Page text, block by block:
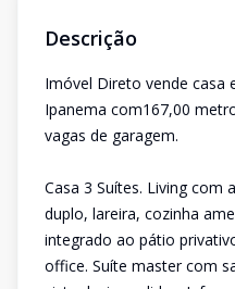
Descrição
Imóvel Direto vende casa
Ipanema com167,00
vagas de garagem.
Casa 3 Suítes. Living com
duplo, lareira, cozinha
integrado ao pátio
office. Suíte master com